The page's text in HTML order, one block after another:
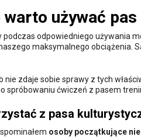
warto używać
podczas odpowiedniego używania
maksymalnego obciążenia.
nie zdaje sobie sprawy z tych
spróbowaniu ćwiczeń z pasem
z pasa
osoby początkujące